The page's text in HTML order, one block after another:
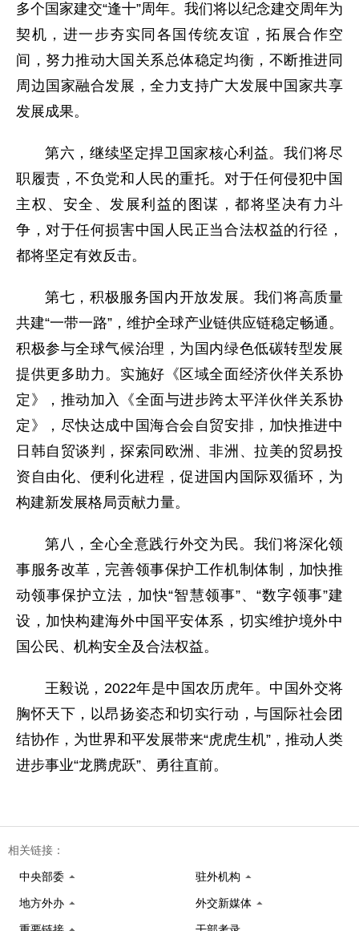
多个国家建交“逢十”周年。我们将以纪念建交周年为
契机，进一步夯实同各国传统友谊，拓展合作空
间，努力推动大国关系总体稳定均衡，不断推进同
周边国家融合发展，全力支持广大发展中国家共享
发展成果。
第六，继续坚定捍卫国家核心利益。我们将尽
职履责，不负党和人民的重托。对于任何侵犯中国
主权、安全、发展利益的图谋，都将坚决有力斗
争，对于任何损害中国人民正当合法权益的行径，
都将坚定有效反击。
第七，积极服务国内开放发展。我们将高质量
共建“一带一路”，维护全球产业链供应链稳定畅通。
积极参与全球气候治理，为国内绿色低碳转型发展
提供更多助力。实施好《区域全面经济伙伴关系协
定》，推动加入《全面与进步跨太平洋伙伴关系协
定》，尽快达成中国海合会自贸安排，加快推进中
日韩自贸谈判，探索同欧洲、非洲、拉美的贸易投
资自由化、便利化进程，促进国内国际双循环，为
构建新发展格局贡献力量。
第八，全心全意践行外交为民。我们将深化领
事服务改革，完善领事保护工作机制体制，加快推
动领事保护立法，加快“智慧领事”、“数字领事”建
设，加快构建海外中国平安体系，切实维护境外中
国公民、机构安全及合法权益。
王毅说，2022年是中国农历虎年。中国外交将
胸怀天下，以昂扬姿态和切实行动，与国际社会团
结协作，为世界和平发展带来“虎虎生机”，推动人类
进步事业“龙腾虎跃”、勇往直前。
相关链接：
中央部委 驻外机构
地方外办 外交新媒体